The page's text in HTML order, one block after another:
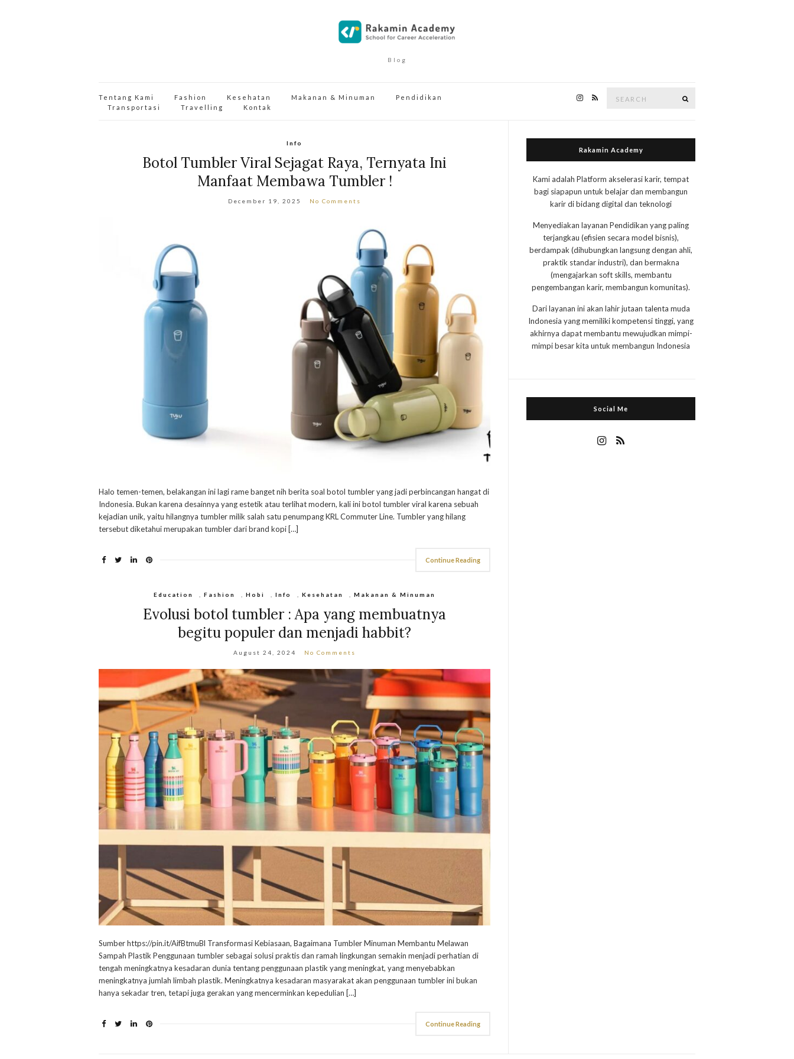
Blog
Tentang Kami Fashion Kesehatan Makanan & Minuman
Pendidikan
Transportasi
Travelling Kontak
Info
Botol Tumbler Viral Sejagat Raya, Ternyata Ini
Manfaat Membawa Tumbler !
December 19, 2025 No Comments
Halo temen-temen, belakangan ini lagi rame banget nih berita soal botol tumbler yang jadi perbincangan hangat di
Indonesia. Bukan karena desainnya yang estetik atau terlihat modern, kali ini botol tumbler viral karena sebuah
kejadian unik, yaitu hilangnya tumbler milik salah satu penumpang KRL Commuter Line. Tumbler yang hilang
tersebut diketahui merupakan tumbler dari brand kopi […]
Continue Reading
Education ,Fashion ,Hobi ,Info ,Kesehatan ,Makanan & Minuman
Evolusi botol tumbler : Apa yang membuatnya
begitu populer dan menjadi habbit?
August 24, 2024 No Comments
Sumber https://pin.it/AifBtmuBl Transformasi Kebiasaan, Bagaimana Tumbler Minuman Membantu Melawan
Sampah Plastik Penggunaan tumbler sebagai solusi praktis dan ramah lingkungan semakin menjadi perhatian di
tengah meningkatnya kesadaran dunia tentang penggunaan plastik yang meningkat, yang menyebabkan
meningkatnya jumlah limbah plastik. Meningkatnya kesadaran masyarakat akan penggunaan tumbler ini bukan
hanya sekadar tren, tetapi juga gerakan yang mencerminkan kepedulian […]
Continue Reading
Rakamin Academy
Kami adalah Platform akselerasi karir, tempat
bagi siapapun untuk belajar dan membangun
karir di bidang digital dan teknologi
Menyediakan layanan Pendidikan yang paling
terjangkau (efisien secara model bisnis),
berdampak (dihubungkan langsung dengan ahli,
praktik standar industri), dan bermakna
(mengajarkan soft skills, membantu
pengembangan karir, membangun komunitas).
Dari layanan ini akan lahir jutaan talenta muda
Indonesia yang memiliki kompetensi tinggi, yang
akhirnya dapat membantu mewujudkan mimpi-
mimpi besar kita untuk membangun Indonesia
Social Me